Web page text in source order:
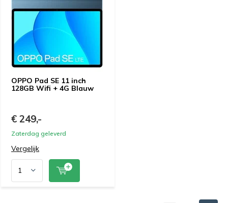
OPPO Pad SE 11 inch
128GB Wifi + 4G Blauw
€ 249,-
Zaterdag geleverd
Vergelijk